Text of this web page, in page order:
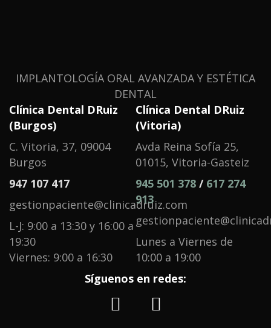
IMPLANTOLOGÍA ORAL AVANZADA Y ESTÉTICA
DENTAL
Clínica Dental DRuiz
(Burgos)
C. Vitoria, 37, 09004
Burgos
947 107 417
gestionpaciente@clinicadruiz.com
L-J: 9:00 a 13:30 y 16:00 a
19:30
Viernes: 9:00 a 16:30
Clínica Dental DRuiz
(Vitoria)
Avda Reina Sofía 25,
01015, Vitoria-Gasteiz
945 501 378 / 617 274
913
Lunes a Viernes de
10:00 a 19:00
Síguenos en redes: